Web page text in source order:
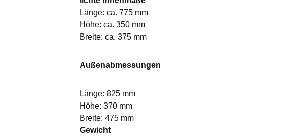
Länge: ca. 775 mm
Höhe: ca. 350 mm
Breite: ca. 375 mm
Außenabmessungen
Länge: 825 mm
Höhe: 370 mm
Breite: 475 mm
Gewicht